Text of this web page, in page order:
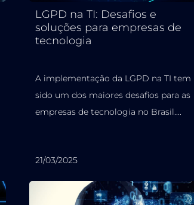
LGPD na TI: Desafios e
soluções para empresas de
tecnologia
A implementação da LGPD na TI tem
sido um dos maiores desafios para as
empresas de tecnologia no Brasil....
21/03/2025